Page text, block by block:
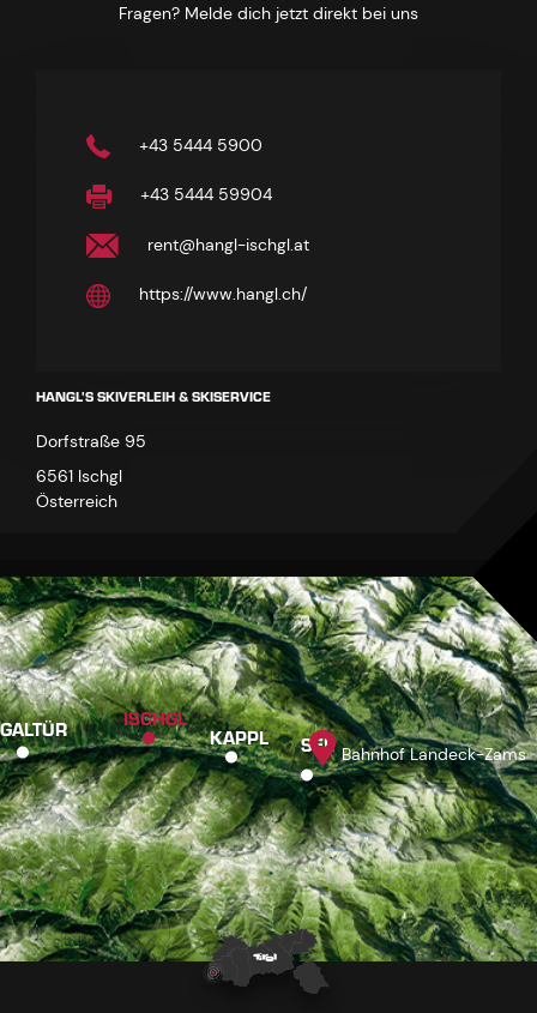
Fragen? Melde dich jetzt direkt bei uns
+43 5444 5900
+43 5444 59904
rent@hangl-ischgl.at
https://www.hangl.ch/
HANGL'S SKIVERLEIH & SKISERVICE
Dorfstraße 95
6561 Ischgl
Österreich
GALTÜR ISCHGL
KAPPL SEE Bahnhof Landeck-Zams